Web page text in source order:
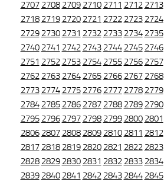
2707 2708 2709 2710 2711 2712 2713
2718 2719 2720 2721 2722 2723 2724
2729 2730 2731 2732 2733 2734 2735
2740 2741 2742 2743 2744 2745 2746
2751 2752 2753 2754 2755 2756 2757
2762 2763 2764 2765 2766 2767 2768
2773 2774 2775 2776 2777 2778 2779
2784 2785 2786 2787 2788 2789 2790
2795 2796 2797 2798 2799 2800 2801
2806 2807 2808 2809 2810 2811 2812
2817 2818 2819 2820 2821 2822 2823
2828 2829 2830 2831 2832 2833 2834
2839 2840 2841 2842 2843 2844 2845